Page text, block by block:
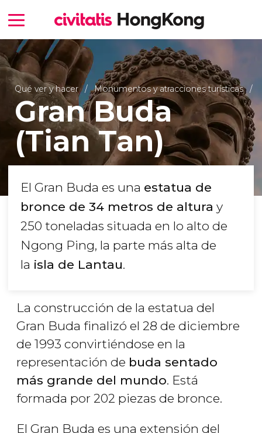
Qué ver y hacer Monumentos y atracciones turísticas
Gran Buda
(Tian Tan)
El Gran Buda es una estatua de
bronce de 34 metros de altura y
250 toneladas situada en lo alto de
Ngong Ping, la parte más alta de
la isla de Lantau.
La construcción de la estatua del
Gran Buda finalizó el 28 de diciembre
de 1993 convirtiéndose en la
representación de buda sentado
más grande del mundo. Está
formada por 202 piezas de bronce.
El Gran Buda es una extensión del